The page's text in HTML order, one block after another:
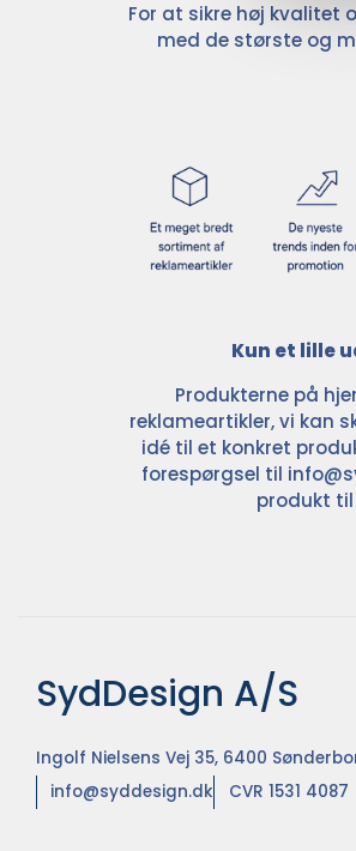
For at sikre høj kvalitet
med de største og
Kun et lille
Produkterne på
reklameartikler, vi kan
idé til et konkret
forespørgsel til
produkt
SydDesign A/S
Ingolf Nielsens Vej 35, 6400
info@syddesign.dk
CVR 1531 4087